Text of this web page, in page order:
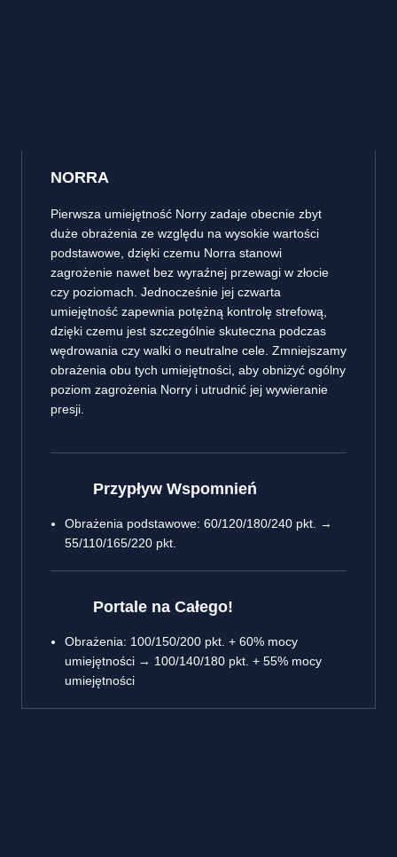
NORRA
Pierwsza umiejętność Norry zadaje obecnie zbyt
duże obrażenia ze względu na wysokie wartości
podstawowe, dzięki czemu Norra stanowi
zagrożenie nawet bez wyraźnej przewagi w złocie
czy poziomach. Jednocześnie jej czwarta
umiejętność zapewnia potężną kontrolę strefową,
dzięki czemu jest szczególnie skuteczna podczas
wędrowania czy walki o neutralne cele. Zmniejszamy
obrażenia obu tych umiejętności, aby obniżyć ogólny
poziom zagrożenia Norry i utrudnić jej wywieranie
presji.
Przypływ Wspomnień
Obrażenia podstawowe: 60/120/180/240 pkt. →
55/110/165/220 pkt.
Portale na Całego!
Obrażenia: 100/150/200 pkt. + 60% mocy
umiejętności → 100/140/180 pkt. + 55% mocy
umiejętności